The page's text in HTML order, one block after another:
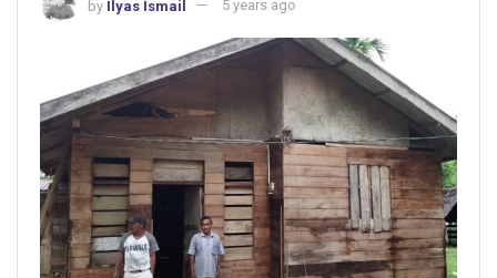
by Ilyas Ismail 5 years ago